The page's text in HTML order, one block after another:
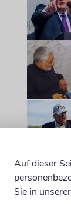
Der
Auf dieser
Sie in unserer